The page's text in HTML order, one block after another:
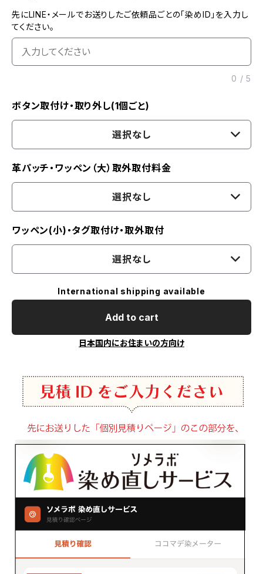
先にLINE・メールでお送りしたご依頼品ごとの「染めID」を入力し
てください。
0 /5
ボタン取付け・取り外し(1個ごと)
選択なし
革パッチ・ワッペン（大）取外取付料金
選択なし
ワッペン(小)・タグ取付け・取外取付
選択なし
International shipping available
Add to cart
日本国内にお住まいの方向け